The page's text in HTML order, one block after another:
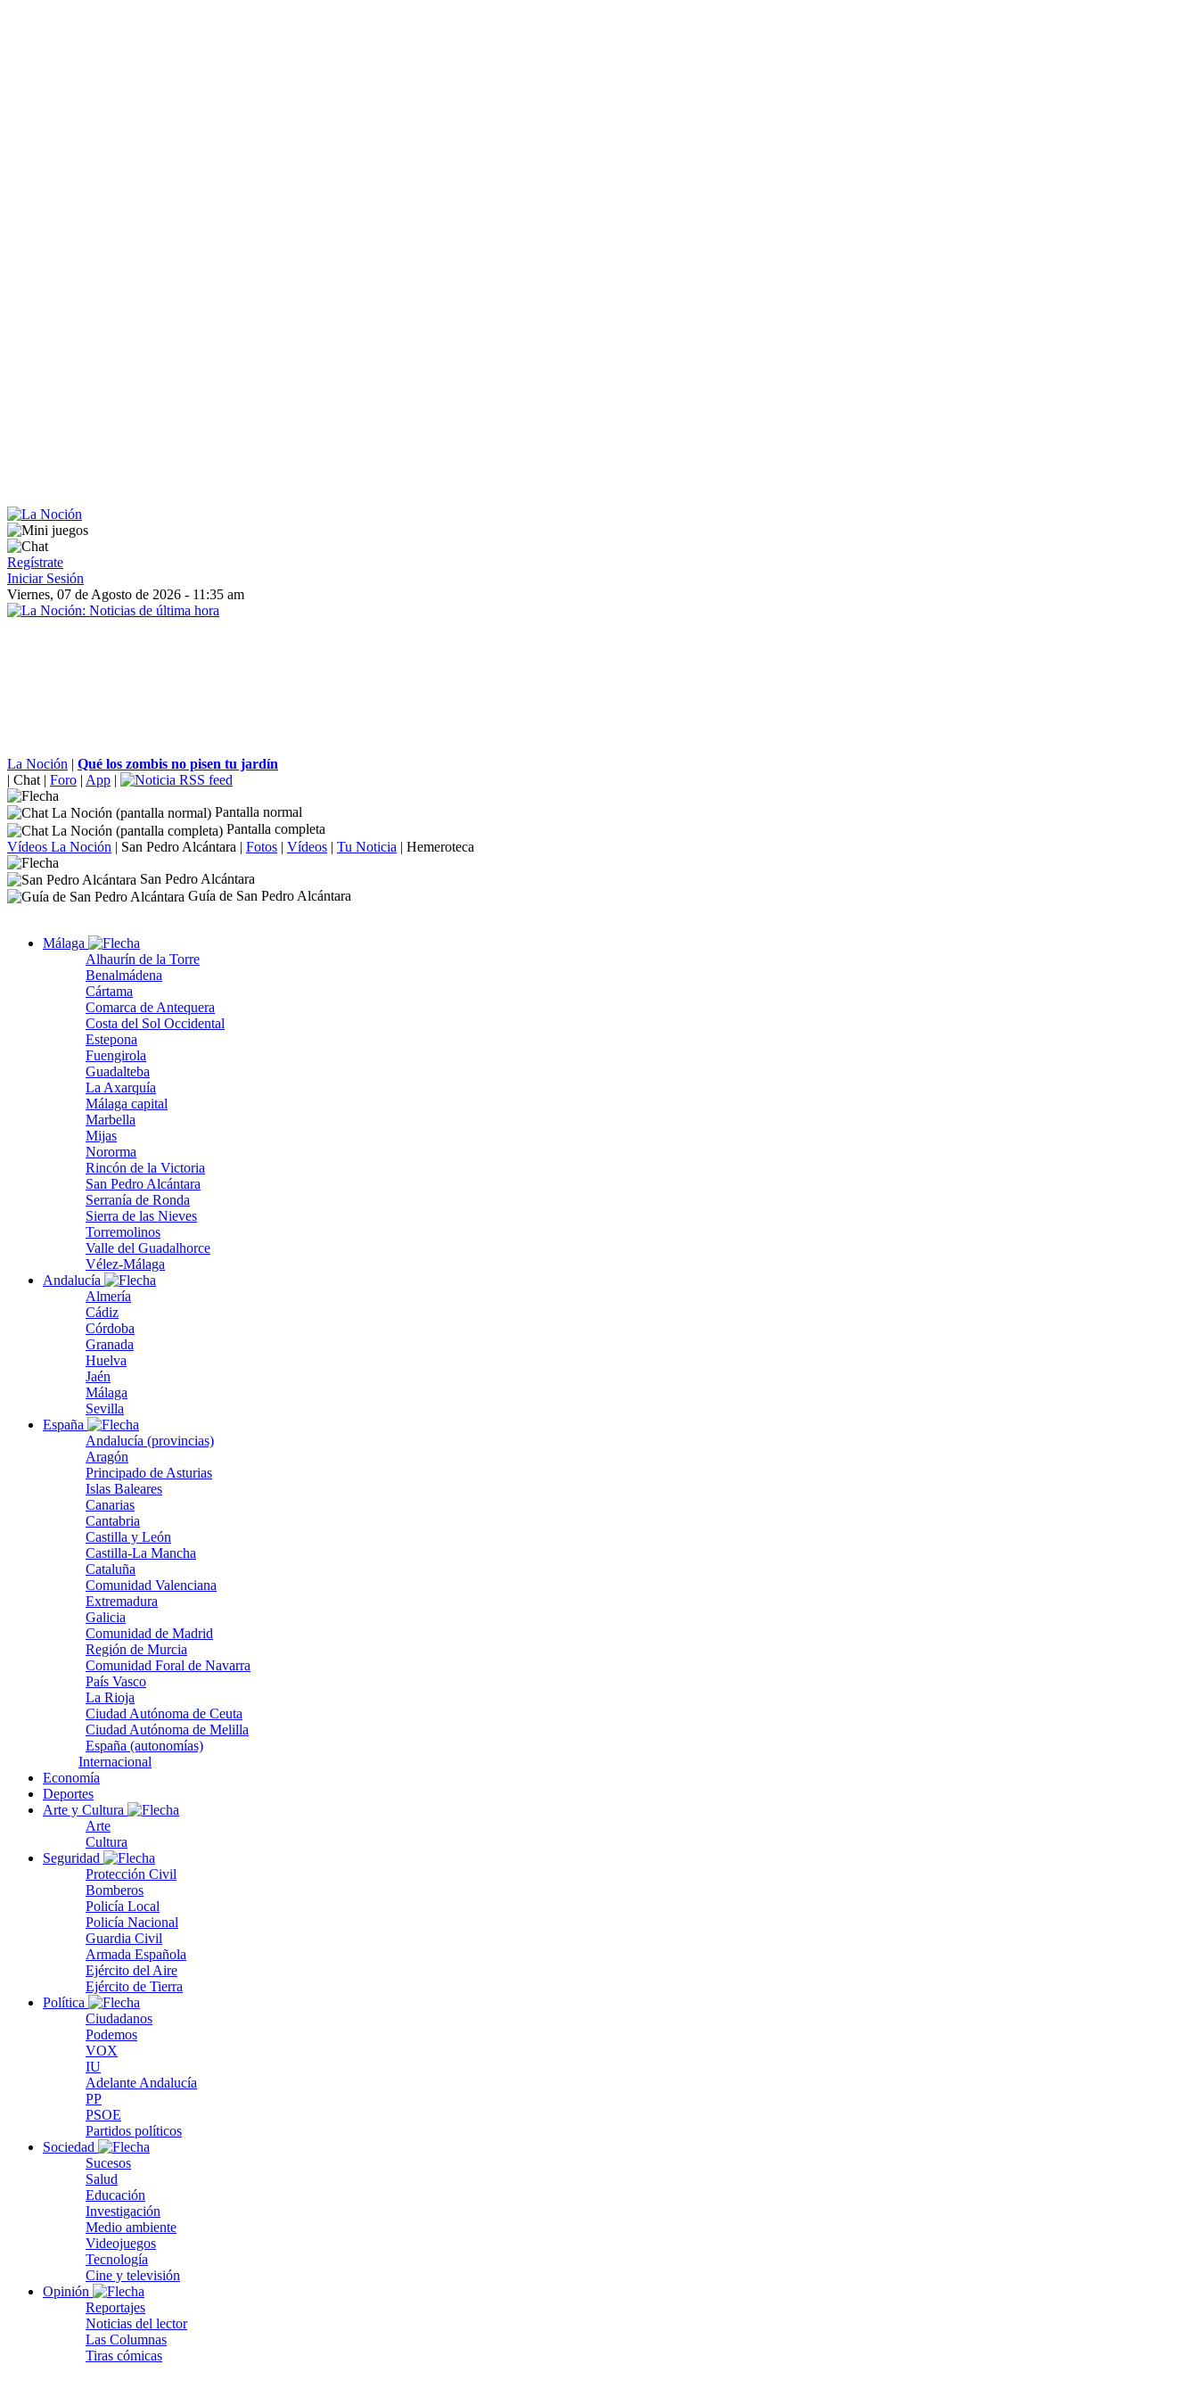
Regístrate
Iniciar Sesión
Viernes, 07 de Agosto de 2026 - 11:35 am
La Noción | Qué los zombis no pisen tu jardín
| Chat | Foro | App |
Pantalla normal
Pantalla completa
Vídeos La Noción | San Pedro Alcántara | Fotos | Vídeos | Tu Noticia | Hemeroteca
San Pedro Alcántara
Guía de San Pedro Alcántara
Málaga
Alhaurín de la Torre
Benalmádena
Cártama
Comarca de Antequera
Costa del Sol Occidental
Estepona
Fuengirola
Guadalteba
La Axarquía
Málaga capital
Marbella
Mijas
Nororma
Rincón de la Victoria
San Pedro Alcántara
Serranía de Ronda
Sierra de las Nieves
Torremolinos
Valle del Guadalhorce
Vélez-Málaga
Andalucía
Almería
Cádiz
Córdoba
Granada
Huelva
Jaén
Málaga
Sevilla
España
Andalucía (provincias)
Aragón
Principado de Asturias
Islas Baleares
Canarias
Cantabria
Castilla y León
Castilla-La Mancha
Cataluña
Comunidad Valenciana
Extremadura
Galicia
Comunidad de Madrid
Región de Murcia
Comunidad Foral de Navarra
País Vasco
La Rioja
Ciudad Autónoma de Ceuta
Ciudad Autónoma de Melilla
España (autonomías)
Internacional
Economía
Deportes
Arte y Cultura
Arte
Cultura
Seguridad
Protección Civil
Bomberos
Policía Local
Policía Nacional
Guardia Civil
Armada Española
Ejército del Aire
Ejército de Tierra
Política
Ciudadanos
Podemos
VOX
IU
Adelante Andalucía
PP
PSOE
Partidos políticos
Sociedad
Sucesos
Salud
Educación
Investigación
Medio ambiente
Videojuegos
Tecnología
Cine y televisión
Opinión
Reportajes
Noticias del lector
Las Columnas
Tiras cómicas